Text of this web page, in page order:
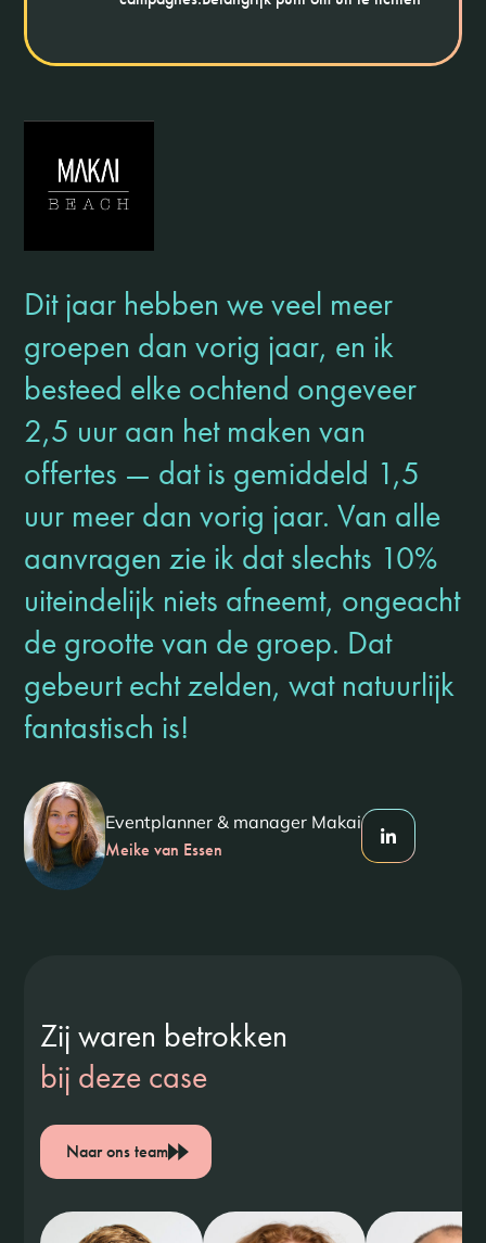
Dit jaar hebben we veel meer
groepen dan vorig jaar, en ik
besteed elke ochtend ongeveer
2,5 uur aan het maken van
offertes — dat is gemiddeld 1,5
uur meer dan vorig jaar. Van alle
aanvragen zie ik dat slechts 10%
uiteindelijk niets afneemt, ongeacht
de grootte van de groep. Dat
gebeurt echt zelden, wat natuurlijk
fantastisch is!
Eventplanner & manager Makai
Meike van Essen
Zij waren betrokken
bij deze case
Naar ons team